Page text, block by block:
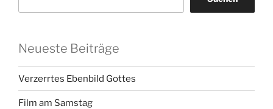
Neueste Beiträge
Verzerrtes Ebenbild Gottes
Film am Samstag